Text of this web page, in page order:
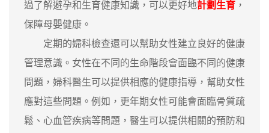
過了解避孕和生育健康知識，可以更好地計劃生育 ，
保障母嬰健康。
定期的婦科檢查還可以幫助女性建立良好的健康
管理意識。女性在不同的生命階段會面臨不同的健康
問題，婦科醫生可以提供相應的健康指導，幫助女性
應對這些問題。例如，更年期女性可能會面臨骨質疏
鬆、心血管疾病等問題，醫生可以提供相關的預防和